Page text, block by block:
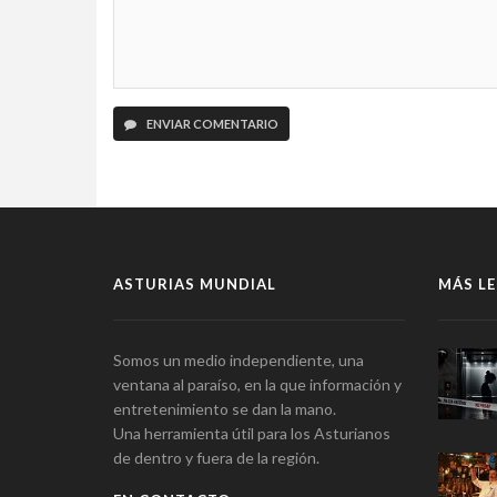
ENVIAR COMENTARIO
ASTURIAS MUNDIAL
Somos un medio independiente, una
ventana al paraíso, en la que información y
entretenimiento se dan la mano.
Una herramienta útil para los Asturianos
de dentro y fuera de la región.
MÁS